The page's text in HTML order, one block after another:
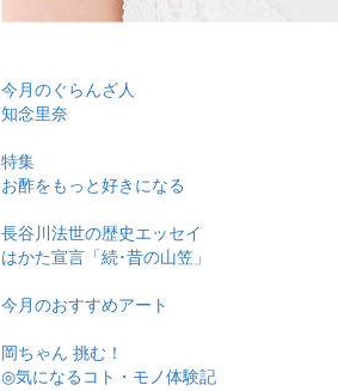
今月のぐらんざ人
知念里奈
特集
お酢をもっと好きになる
長谷川法世の歴史エッセイ
はかた宣言「続･昔の山笠」
今月のおすすめアート
岡ちゃん 挑む！
◎気になるコト・モノ体験記